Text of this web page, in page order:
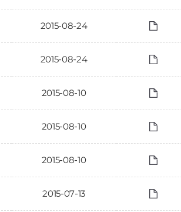
2015-08-24
2015-08-24
2015-08-10
2015-08-10
2015-08-10
2015-07-13